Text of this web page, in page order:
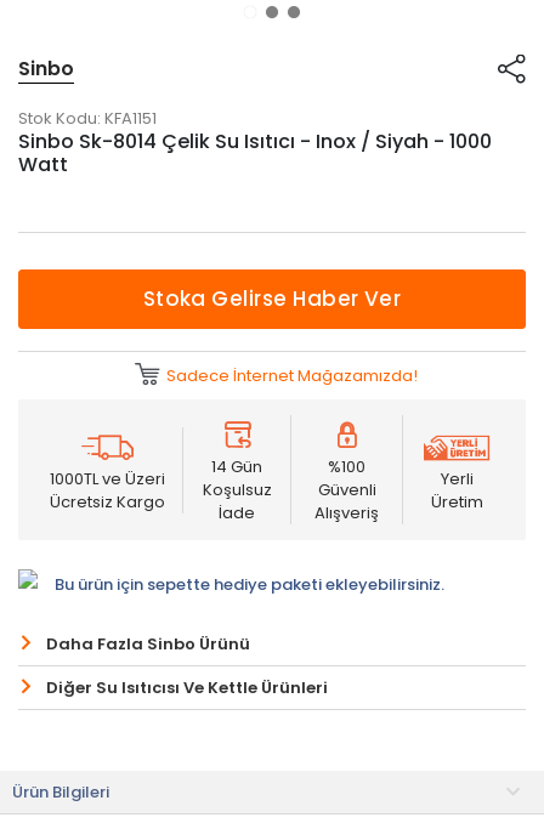
Sinbo
Stok Kodu: KFA1151
Sinbo Sk-8014 Çelik Su Isıtıcı - Inox / Siyah - 1000
Watt
Stoka Gelirse Haber Ver
Sadece İnternet Mağazamızda!
1000TL ve Üzeri
Ücretsiz Kargo
14 Gün
Koşulsuz
İade
%100
Güvenli
Alışveriş
Yerli
Üretim
Bu ürün için sepette hediye paketi ekleyebilirsiniz.
Daha Fazla Sinbo Ürünü
Diğer Su Isıtıcısı Ve Kettle Ürünleri
Ürün Bilgileri